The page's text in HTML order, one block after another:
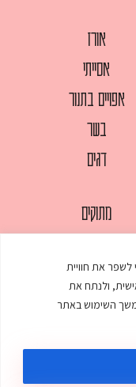
לשפר את חוויית
ולנתח את
השימוש באתר
אורז
אסייתי
אפויים בתנור
בשר
דגים
מתוקים
עוגות
עוף